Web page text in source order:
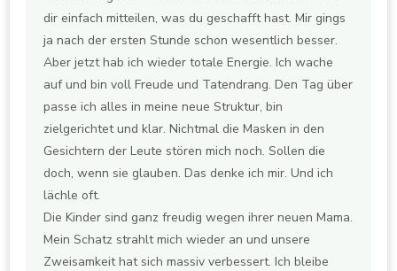
dir einfach mitteilen, was du geschafft hast. Mir gings
ja nach der ersten Stunde schon wesentlich besser.
Aber jetzt hab ich wieder totale Energie. Ich wache
auf und bin voll Freude und Tatendrang. Den Tag über
passe ich alles in meine neue Struktur, bin
zielgerichtet und klar. Nichtmal die Masken in den
Gesichtern der Leute stören mich noch. Sollen die
doch, wenn sie glauben. Das denke ich mir. Und ich
lächle oft.
Die Kinder sind ganz freudig wegen ihrer neuen Mama.
Mein Schatz strahlt mich wieder an und unsere
Zweisamkeit hat sich massiv verbessert. Ich bleibe